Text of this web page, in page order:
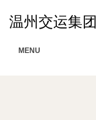
温州交运集
MENU